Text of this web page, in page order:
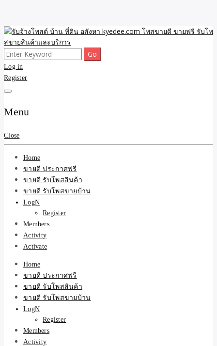
Skip
to
content
รับจ้างโพสต์ บ้าน ที่ดิน
อสังหา kyedee.com โพส
ขายดี ขายฟรี รับโพสขาย
สินค้าและบริการ
ขายดี โพสประกาศขายสินค้าฟรี บ้าน ที่ดิน อสังหา รับโพสต์ประกาศขาย
ของ รับรองผล ดีที่สุดถูกที่สุด ติดหน้าแรกกูเกืล
Search
for:
Log in
Register
Menu
Close
Home
ขายดี ประกาศฟรี
ขายดี รับโพสสินค้า
ขายดี รับโพสขายบ้าน
LogN
Register
Members
Activity
Activate
Home
ขายดี ประกาศฟรี
ขายดี รับโพสสินค้า
ขายดี รับโพสขายบ้าน
LogN
Register
Members
Activity